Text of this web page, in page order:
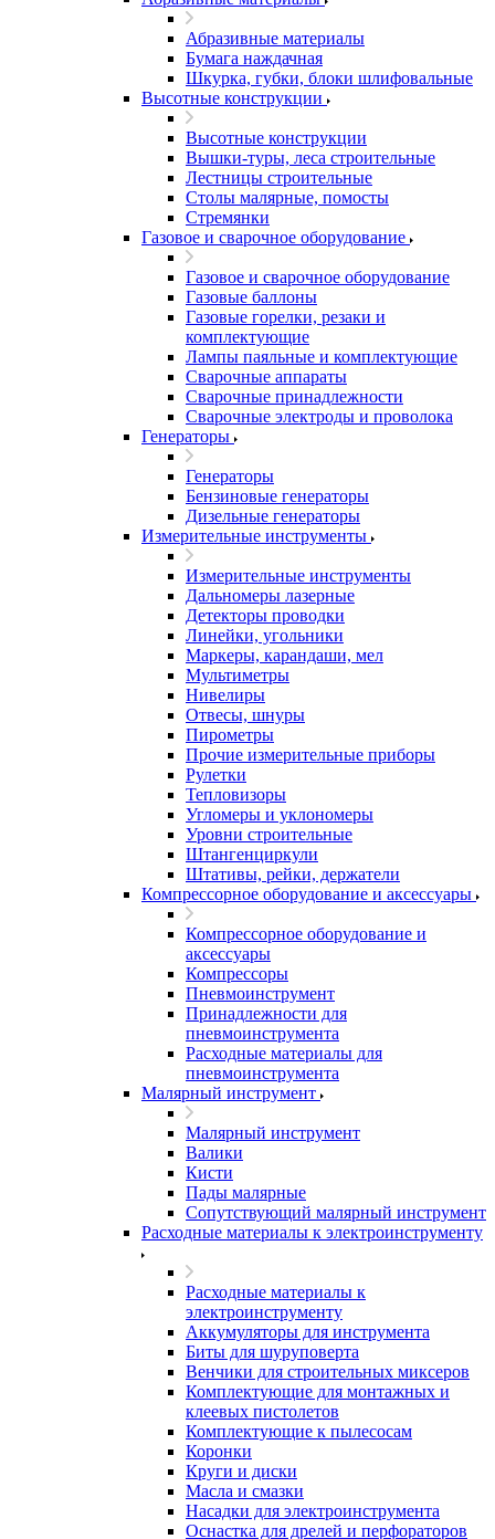
Абразивные материалы
Бумага наждачная
Шкурка, губки, блоки шлифовальные
Высотные конструкции
Высотные конструкции
Вышки-туры, леса строительные
Лестницы строительные
Столы малярные, помосты
Стремянки
Газовое и сварочное оборудование
Газовое и сварочное оборудование
Газовые баллоны
Газовые горелки, резаки и
комплектующие
Лампы паяльные и комплектующие
Сварочные аппараты
Сварочные принадлежности
Сварочные электроды и проволока
Генераторы
Генераторы
Бензиновые генераторы
Дизельные генераторы
Измерительные инструменты
Измерительные инструменты
Дальномеры лазерные
Детекторы проводки
Линейки, угольники
Маркеры, карандаши, мел
Мультиметры
Нивелиры
Отвесы, шнуры
Пирометры
Прочие измерительные приборы
Рулетки
Тепловизоры
Угломеры и уклономеры
Уровни строительные
Штангенциркули
Штативы, рейки, держатели
Компрессорное оборудование и аксессуары
Компрессорное оборудование и
аксессуары
Компрессоры
Пневмоинструмент
Принадлежности для
пневмоинструмента
Расходные материалы для
пневмоинструмента
Малярный инструмент
Малярный инструмент
Валики
Кисти
Пады малярные
Сопутствующий малярный инструмент
Расходные материалы к электроинструменту
Расходные материалы к
электроинструменту
Аккумуляторы для инструмента
Биты для шуруповерта
Венчики для строительных миксеров
Комплектующие для монтажных и
клеевых пистолетов
Комплектующие к пылесосам
Коронки
Круги и диски
Масла и смазки
Насадки для электроинструмента
Оснастка для дрелей и перфораторов